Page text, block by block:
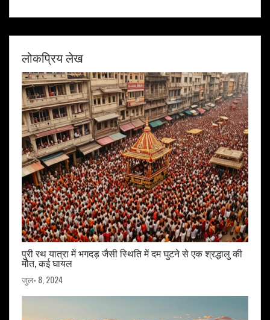
लोकप्रिय लेख
पुरी रथ यात्रा में भगदड़ जैसी स्थिति में दम घुटने से एक श्रद्धालु की
मौत, कई घायल
जुल॰ 8, 2024